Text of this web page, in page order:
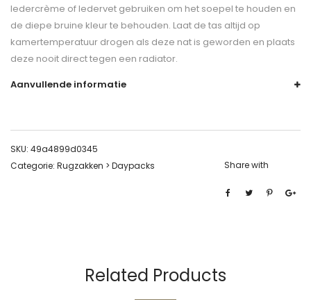
ledercrème of ledervet gebruiken om het soepel te houden en
de diepe bruine kleur te behouden. Laat de tas altijd op
kamertemperatuur drogen als deze nat is geworden en plaats
deze nooit direct tegen een radiator.
Aanvullende informatie
SKU: 49a4899d0345
Categorie: Rugzakken > Daypacks Share with
Related Products